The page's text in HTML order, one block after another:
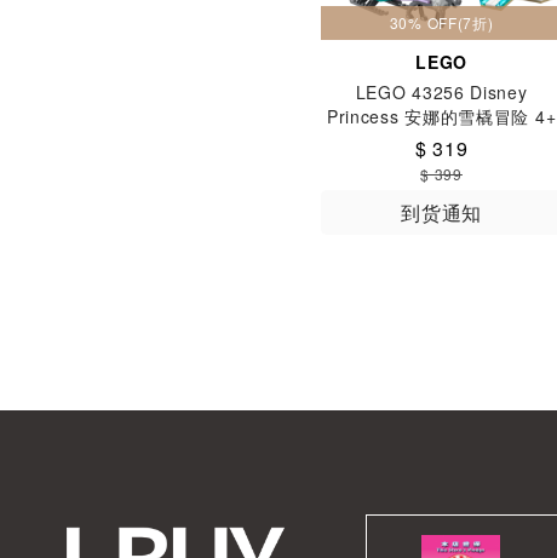
30% OFF(7折)
LEGO
LEGO 43256 Disney
Princess 安娜的雪橇冒险 4+
$ 319
$ 399
到货通知